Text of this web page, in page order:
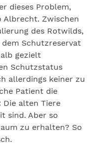
dieses Problem,
Zwischen
des Rotwilds,
Schutzreservat
gezielt
Schutzstatus
allerdings keiner zu
Patient die
Die alten Tiere
sind. Aber so
zu erhalten? So